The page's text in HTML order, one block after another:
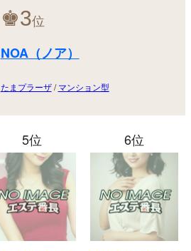
♚3位
NOA（ノア）
たまプラーザ/マンション型
5位 6位